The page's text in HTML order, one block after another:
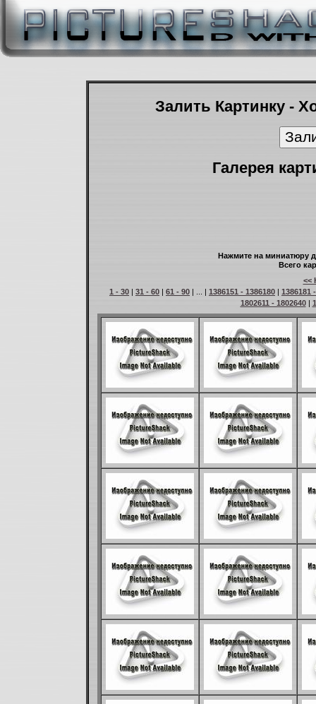
Залить Картинку -
Галерея
Нажмите на миниатюру
Всего
<<
1 - 30 | 31 - 60 | 61 - 90 | ... | 1386151 - 1386180 | 1386181
1802611 - 1802640|